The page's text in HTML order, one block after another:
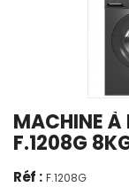
MACHINE À
F.1208G
Réf : F.1208G